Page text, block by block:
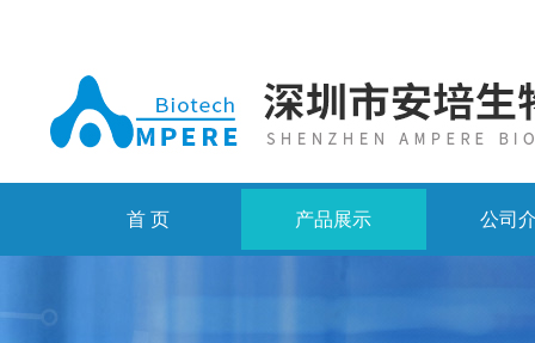
首 页 产品展示 公司